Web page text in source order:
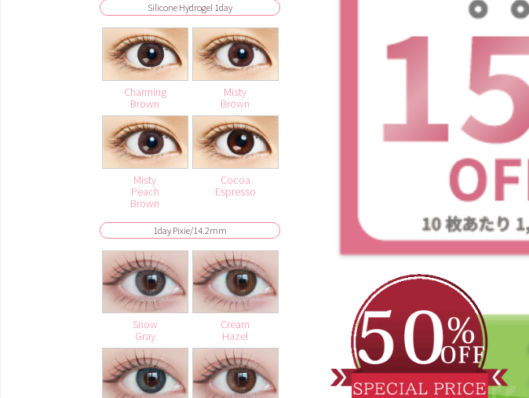
1day UVmoisture
Charming
BROWN
Charming
HAZEL
HAZEL
HAZEL
Silicone Hydrogel 1day
Charming
Brown
Misty
Brown
Misty
Peach
Brown
Cocoa
Espresso
1day Pixie/14.2mm
Snow
Gray
Cream
Hazel